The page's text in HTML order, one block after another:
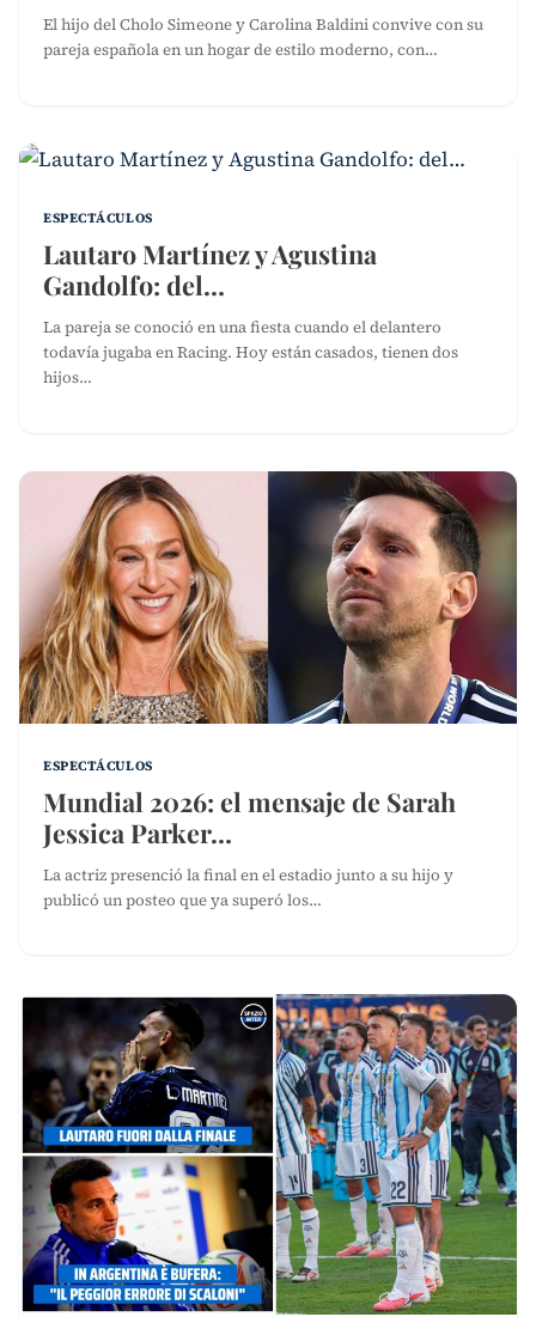
El hijo del Cholo Simeone y Carolina Baldini convive con su
pareja española en un hogar de estilo moderno, con…
ESPECTÁCULOS
Lautaro Martínez y Agustina
Gandolfo: del…
La pareja se conoció en una fiesta cuando el delantero
todavía jugaba en Racing. Hoy están casados, tienen dos
hijos…
ESPECTÁCULOS
Mundial 2026: el mensaje de Sarah
Jessica Parker…
La actriz presenció la final en el estadio junto a su hijo y
publicó un posteo que ya superó los…